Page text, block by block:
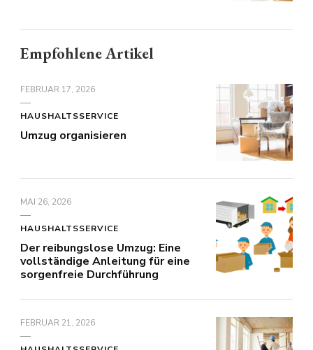
Empfohlene Artikel
FEBRUAR 17, 2026
HAUSHALTSSERVICE
Umzug organisieren
MAI 26, 2026
HAUSHALTSSERVICE
Der reibungslose Umzug: Eine
vollständige Anleitung für eine
sorgenfreie Durchführung
FEBRUAR 21, 2026